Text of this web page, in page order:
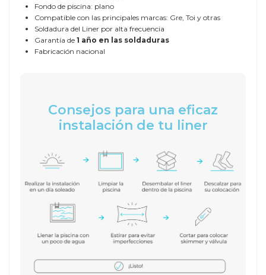
Fondo de piscina: plano
Compatible con las principales marcas: Gre, Toi y otras
Soldadura del Liner por alta frecuencia
Garantía de 1 año en las soldaduras
Fabricación nacional
Consejos para una eficaz
instalación de tu liner